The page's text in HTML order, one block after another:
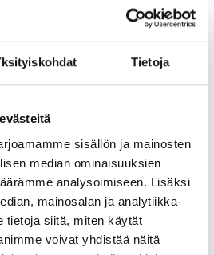
Tietoja
sisällön ja mainosten
median ominaisuuksien
analysoimiseen. Lisäksi
mainosalan ja analytiikka-
tietoja siitä, miten käytät
voivat yhdistää näitä
myöntäneelle
ELY-keskukselle
vakuus, jolla
alueen maisemointi ja
aiheutuvien haittojen
kelpaa esimerkiksi pankin tai
omavelkainen takaus tai
luovuttaa